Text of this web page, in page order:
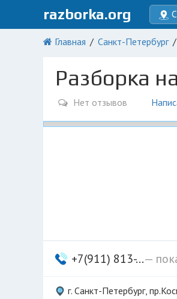
razborka.org
Главная Санкт-Петербург
Разборка
Нет отзывов
+7(911) 813-...—
г. Санкт-Петербург,